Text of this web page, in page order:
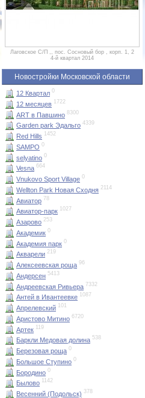
Лаговское С/П ,, пос. Сосновый бор , корп. 1, 2
4-й квартал 2014
Новостройки Московской области
12 Квартал 0
12 месяцев 1722
ART в Павшино 8300
Garden park Эдальго 4339
Red Hills 1452
SAMPO 0
selyatino 0
Vesna 664
Vnukovo Sport Village 0
Wellton Park Новая Сходня 2114
Авиатор 78
Авиатор-парк 1027
Азарово 253
Академик 0
Академия парк 0
Акварели 219
Алексеевская роща 96
Андерсен 5413
Андреевская Ривьера 7332
Антей в Ивантеевке 1087
Апрелевский 101
Аристово Митино 6720
Артек 119
Баркли Медовая долина 538
Березовая роща 0
Большое Ступино 0
Бородино 0
Былово 1142
Весенний (Подольск) 378